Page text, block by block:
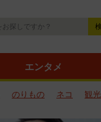
エンタメ
のりもの ネコ 観光